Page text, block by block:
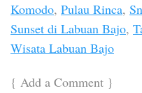
Komodo, Pulau Rinca,
Sunset di Labuan Bajo,
Wisata Labuan Bajo
{ Add a Comment }